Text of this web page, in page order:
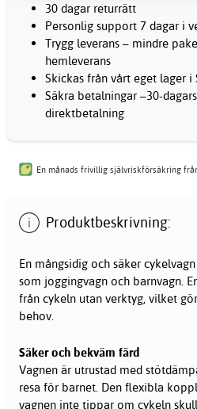
30 dagar returrätt
Personlig support 7 dagar i
Trygg leverans – mindre
hemleverans
Skickas från vårt eget lager i
Säkra betalningar –30-
direktbetalning
En månads frivillig självriskförsäkring
Produktbeskrivning:
En mångsidig och säker cykelvagn
som joggingvagn och barnvagn.
från cykeln utan verktyg, vilket
behov.
Säker och bekväm färd
Vagnen är utrustad med
resa för barnet. Den flexibla
vagnen inte tippar om cykeln